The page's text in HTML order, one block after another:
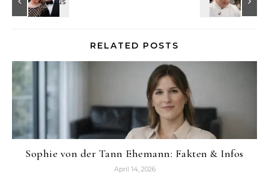
RELATED POSTS
Sophie von der Tann Ehemann: Fakten & Infos
April 14, 2026